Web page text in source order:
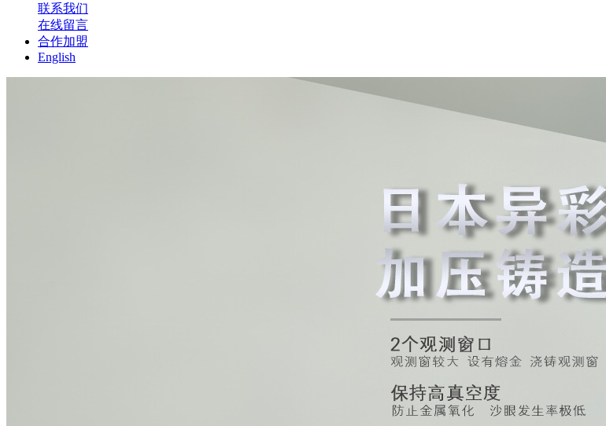
联系我们
在线留言
合作加盟
English